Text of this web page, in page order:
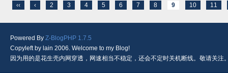
‹‹ ‹ 2 3 4 5 6 7 8 9 10 11
Powered By Z-BlogPHP 1.7.5
Copyleft by lain 2006. Welcome to my Blog!
因为用的是花生壳内网穿透，网速相当不稳定，还会不定时关机断线。敬请关注